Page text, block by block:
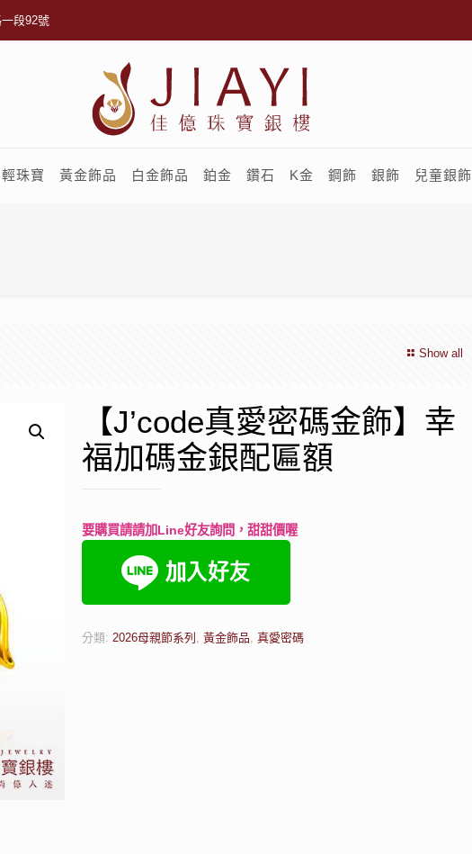
段92號
輕珠寶 黃金飾品 白金飾品 鉑金 鑽石 K金 鋼飾 銀飾 兒童銀飾
Show all
【J’code真愛密碼金飾】幸
福加碼金銀配匾額
要購買請請加Line好友詢問，甜甜價喔
分類: 2026母親節系列 , 黃金飾品, 真愛密碼